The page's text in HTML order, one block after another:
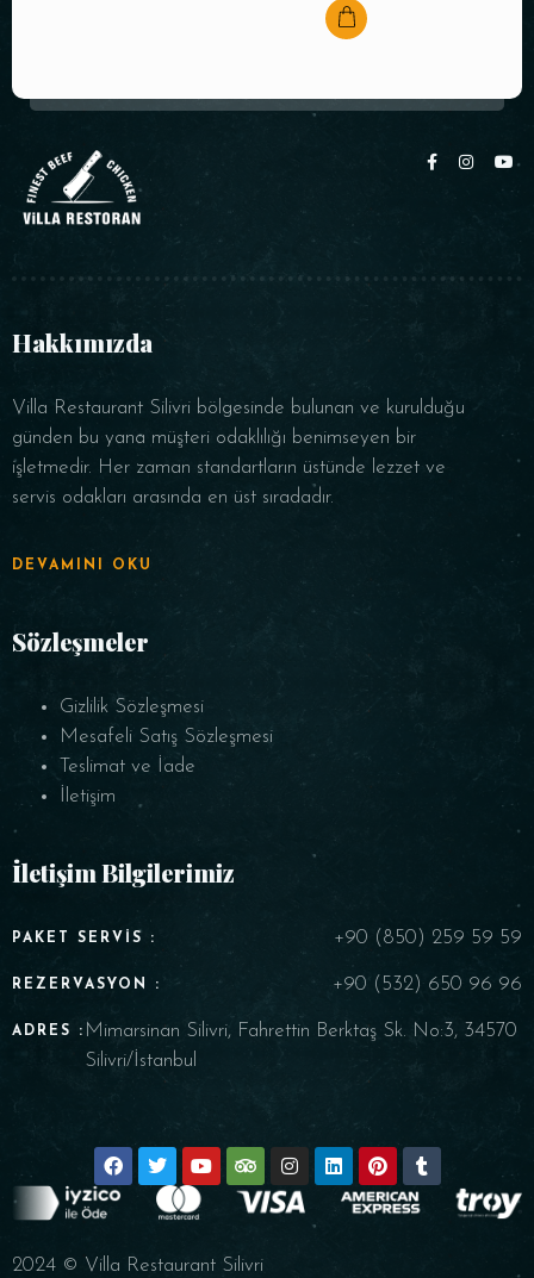
Hakkımızda
Villa Restaurant Silivri bölgesinde bulunan ve kurulduğu
günden bu yana müşteri odaklılığı benimseyen bir
işletmedir. Her zaman standartların üstünde lezzet ve
servis odakları arasında en üst sıradadır.
DEVAMINI OKU
Sözleşmeler
Gizlilik Sözleşmesi
Mesafeli Satış Sözleşmesi
Teslimat ve İade
İletişim
İletişim Bilgilerimiz
PAKET SERVIS : +90 (850) 259 59 59
REZERVASYON : +90 (532) 650 96 96
ADRES : Mimarsinan Silivri, Fahrettin Berktaş Sk. No:3, 34570
Silivri/İstanbul
2024 © Villa Restaurant Silivri